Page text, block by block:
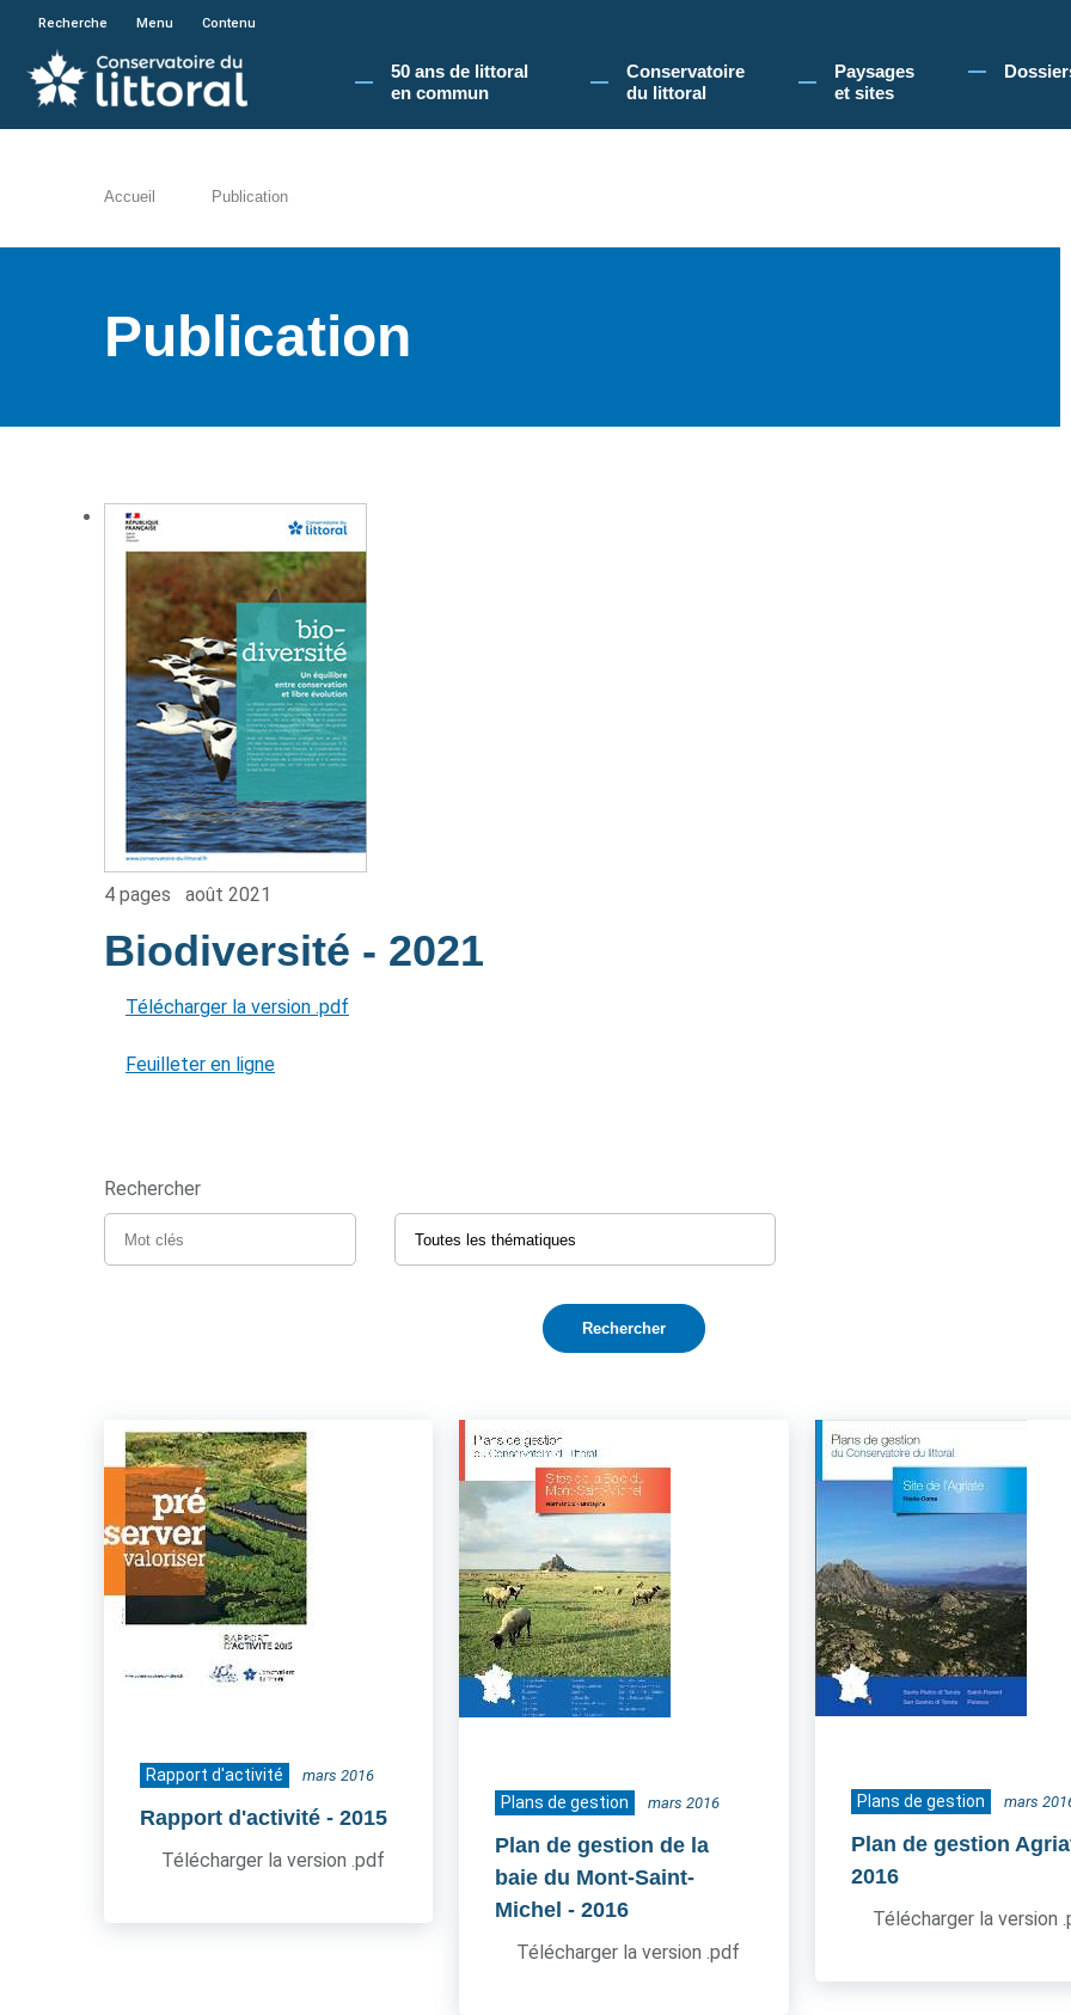
En poursuivant votre navigation sur le site du Conservatoire du littoral, vous acceptez l'utilisation de cookies pour vous
Recherche Menu Contenu
50 ans de littoral
en commun​
Conservatoire
du littoral
Paysages
et sites
Accueil Publication
Publication
4 pages août 2021
Biodiversité - 2021
Télécharger la version .pdf
Feuilleter en ligne
Rechercher
Rapport d'activité mars 2016
Rapport d'activité - 2015
Télécharger la version .pdf
Plans de gestion mars 2016
Plan de gestion de la
baie du Mont-Saint-
Michel - 2016
Télécharger la version .pdf
Plans de gestion mars
Plan de gestion
2016
Télécharger la version